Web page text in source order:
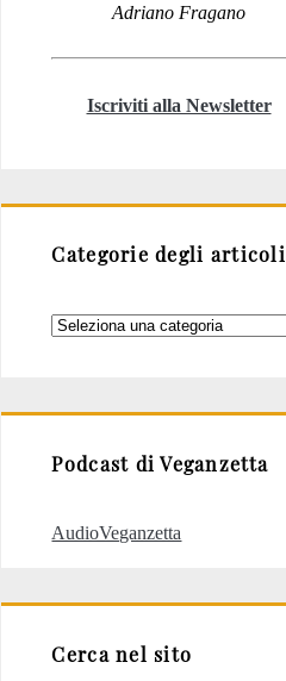
Adriano Fragano
Iscriviti alla Newsletter
Categorie degli articoli
Categorie
Podcast di Veganzetta
AudioVeganzetta
Cerca nel sito